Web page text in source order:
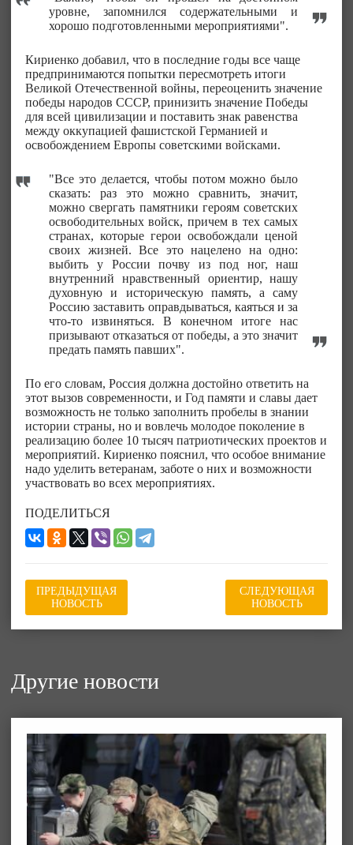
уровне, запомнился содержательными и
хорошо подготовленными мероприятиями".
Кириенко добавил, что в последние годы все чаще
предпринимаются попытки пересмотреть итоги
Великой Отечественной войны, переоценить значение
победы народов СССР, принизить значение Победы
для всей цивилизации и поставить знак равенства
между оккупацией фашистской Германией и
освобождением Европы советскими войсками.
"Все это делается, чтобы потом можно было
сказать: раз это можно сравнить, значит,
можно свергать памятники героям советских
освободительных войск, причем в тех самых
странах, которые герои освобождали ценой
своих жизней. Все это нацелено на одно:
выбить у России почву из под ног, наш
внутренний нравственный ориентир, нашу
духовную и историческую память, а саму
Россию заставить оправдываться, каяться и за
что-то извиняться. В конечном итоге нас
призывают отказаться от победы, а это значит
предать память павших".
По его словам, Россия должна достойно ответить на
этот вызов современности, и Год памяти и славы дает
возможность не только заполнить пробелы в знании
истории страны, но и вовлечь молодое поколение в
реализацию более 10 тысяч патриотических проектов и
мероприятий. Кириенко пояснил, что особое внимание
надо уделить ветеранам, заботе о них и возможности
участвовать во всех мероприятиях.
ПОДЕЛИТЬСЯ
ПРЕДЫДУЩАЯ
НОВОСТЬ
СЛЕДУЮЩАЯ
НОВОСТЬ
Другие новости